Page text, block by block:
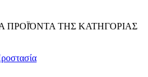
ΠΡΟΪΌΝΤΑ ΤΗΣ ΚΑΤΗΓΟΡΙΑΣ